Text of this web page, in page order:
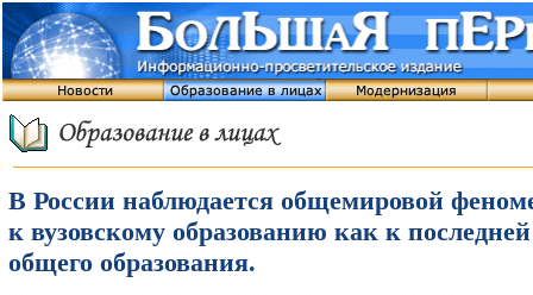
В России наблюдается общемировой
к вузовскому образованию как к
общего образования.